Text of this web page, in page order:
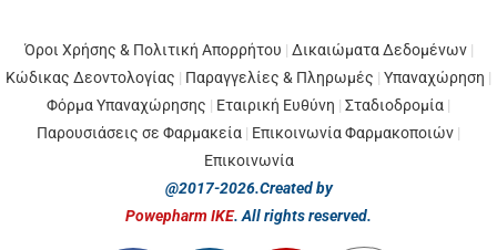
Όροι Χρήσης & Πολιτική Απορρήτου | Δικαιώματα Δεδομένων |
Κώδικας Δεοντολογίας | Παραγγελίες & Πληρωμές | Υπαναχώρηση |
Φόρμα Υπαναχώρησης | Εταιρική Ευθύνη | Σταδιοδρομία |
Παρουσιάσεις σε Φαρμακεία | Επικοινωνία Φαρμακοποιών |
Επικοινωνία
@2017-2026.Created by
Powepharm IKE. All rights reserved.